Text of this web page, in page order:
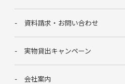
資料請求・お問い合わせ
実物貸出キャンペーン
会社案内